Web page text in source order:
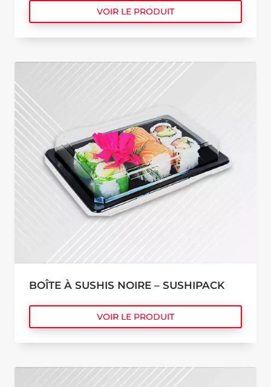
VOIR LE PRODUIT
BOÎTE À SUSHIS NOIRE – SUSHIPACK
VOIR LE PRODUIT